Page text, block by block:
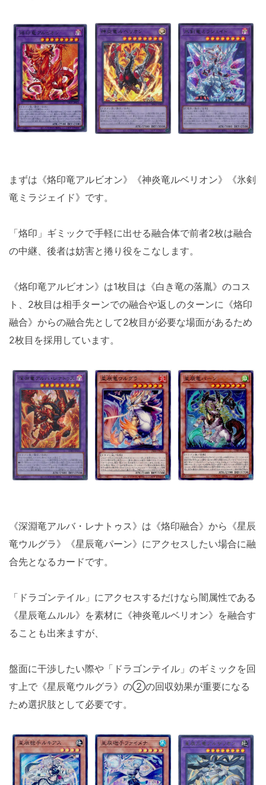
まずは《烙印竜アルビオン》《神炎竜ルベリオン》《氷剣
竜ミラジェイド》です。
「烙印」ギミックで手軽に出せる融合体で前者2枚は融合
の中継、後者は妨害と捲り役をこなします。
《烙印竜アルビオン》は1枚目は《白き竜の落胤》のコス
ト、2枚目は相手ターンでの融合や返しのターンに《烙印
融合》からの融合先として2枚目が必要な場面があるため
2枚目を採用しています。
《深淵竜アルバ・レナトゥス》は《烙印融合》から《星辰
竜ウルグラ》《星辰竜パーン》にアクセスしたい場合に融
合先となるカードです。
「ドラゴンテイル」にアクセスするだけなら闇属性である
《星辰竜ムルル》を素材に《神炎竜ルベリオン》を融合す
ることも出来ますが、
盤面に干渉したい際や「ドラゴンテイル」のギミックを回
す上で《星辰竜ウルグラ》の②の回収効果が重要になる
ため選択肢として必要です。